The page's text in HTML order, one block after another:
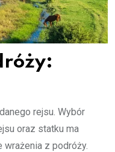
rejsu. Wybór
oraz statku ma
wrażenia z podróży.